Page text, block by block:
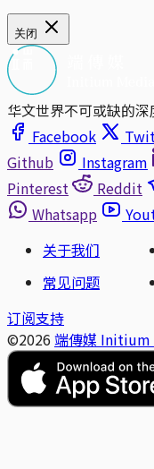
关闭
华文世界不可或缺的
Facebook
Github
Instagram
Pinterest
Reddit
Whatsapp
关于我们
常见问题
订阅支持
©2026 端傳媒 Initium